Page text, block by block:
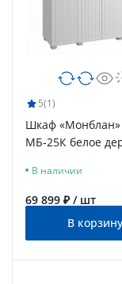
5(1)
Шкаф «Монблан»
МБ-25К белое
В наличии
69 899 ₽ / шт
В корзину